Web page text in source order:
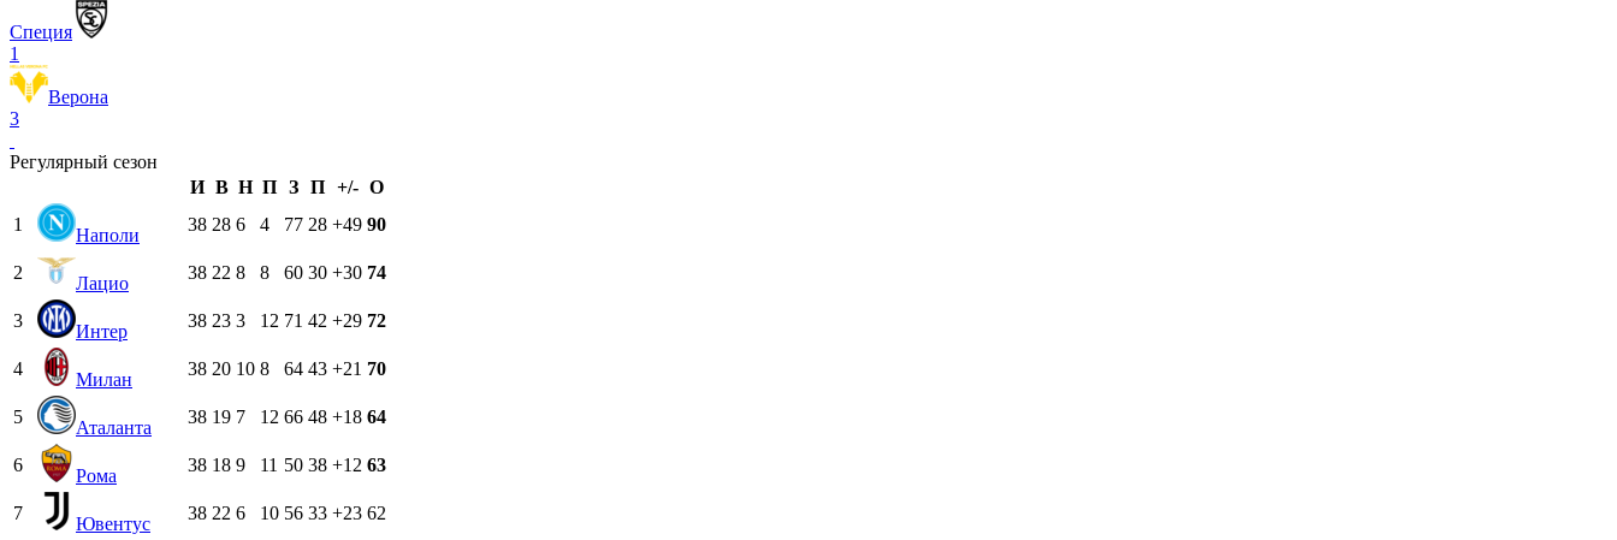
Специя
1
Верона
3
Регулярный сезон
И В Н П З П +/- О
1
Наполи
38 28 6 4 77 28 +49 90
2
Лацио
38 22 8 8 60 30 +30 74
3
Интер
38 23 3 12 71 42 +29 72
4
Милан
38 20 10 8 64 43 +21 70
5
Аталанта
38 19 7 12 66 48 +18 64
6
Рома
38 18 9 11 50 38 +12 63
7
Ювентус
38 22 6 10 56 33 +23 62